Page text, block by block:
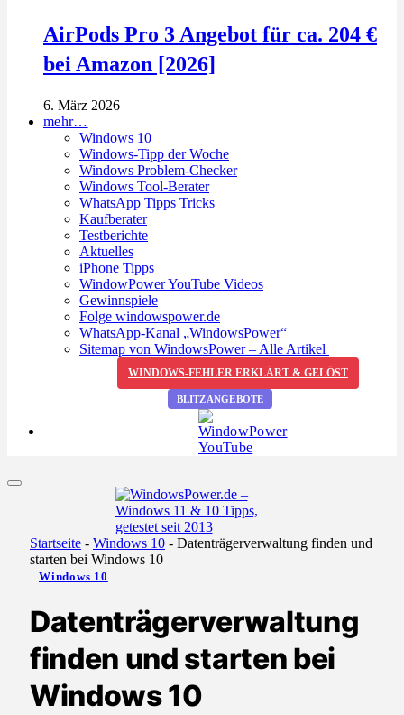
AirPods Pro 3 Angebot für ca. 204 €
bei Amazon [2026]
6. März 2026
mehr…
Windows 10
Windows-Tipp der Woche
Windows Problem-Checker
Windows Tool-Berater
WhatsApp Tipps Tricks
Kaufberater
Testberichte
Aktuelles
iPhone Tipps
WindowPower YouTube Videos
Gewinnspiele
Folge windowspower.de
WhatsApp-Kanal „WindowsPower“
Sitemap von WindowsPower – Alle Artikel
WINDOWS-FEHLER ERKLÄRT & GELÖST
BLITZANGEBOTE
Startseite - Windows 10 - Datenträgerverwaltung finden und
starten bei Windows 10
Windows 10
Datenträgerverwaltung
finden und starten bei
Windows 10